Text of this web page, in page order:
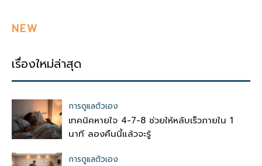
NEW
เรื่องใหม่ล่าสุด
การดูแลตัวเอง
เทคนิคหายใจ 4-7-8 ช่วยให้หลับเร็วภายใน 1
นาที ลองคืนนี้แล้วจะรู้
การดูแลตัวเอง